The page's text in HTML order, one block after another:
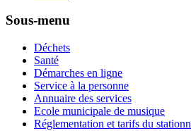
Sous-menu
Déchets
Santé
Démarches en ligne
Service à la personne
Annuaire des services
Ecole municipale de musique
Réglementation et tarifs du